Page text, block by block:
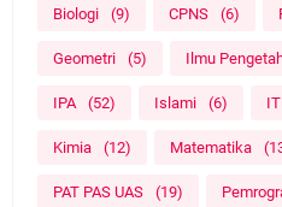
Biologi (9) CPNS (6)
Geometri (5) Ilmu
IPA (52) Islami (6)
Kimia (12) Matematika
PAT PAS UAS (19)